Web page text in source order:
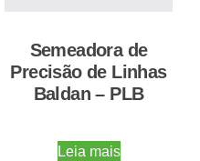
Semeadora de
Precisão de Linhas
Baldan – PLB
Leia mais